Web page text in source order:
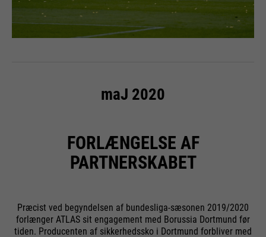
maJ 2020
FORLÆNGELSE AF
PARTNERSKABET
Præcist ved begyndelsen af bundesliga-sæsonen 2019/2020
forlænger ATLAS sit engagement med Borussia Dortmund før
tiden. Producenten af sikkerhedssko i Dortmund forbliver med